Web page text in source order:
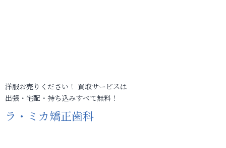
洋服お売りください！ 買取サービスは
出張・宅配・持ち込みすべて無料！
ラ・ミカ矯正歯科